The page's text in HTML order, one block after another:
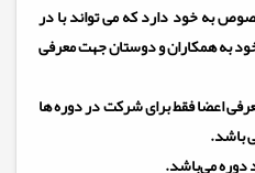
به خود دارد که می تواند با در
به همکاران و دوستان جهت معرفی
اعضا فقط برای شرکت در دوره ها
باشد.
دوره می‌باشد.